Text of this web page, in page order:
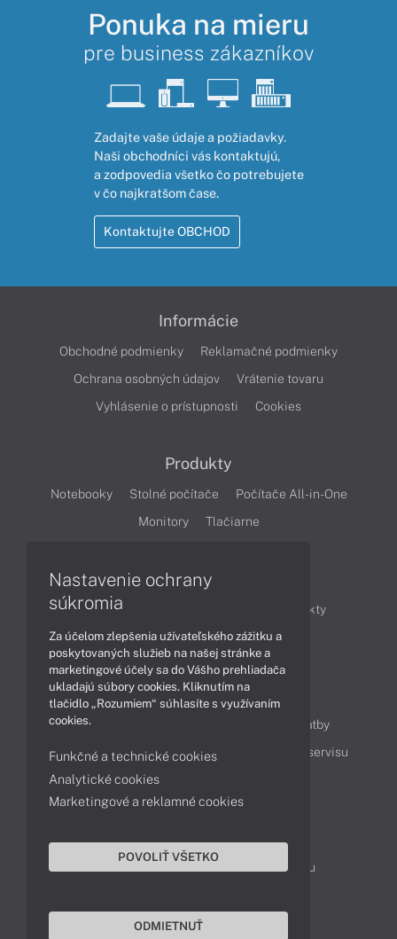
Ponuka na mieru
pre business zákazníkov
Zadajte vaše údaje a požiadavky.
Naši obchodníci vás kontaktujú,
a zodpovedia všetko čo potrebujete
v čo najkratšom čase.
Kontaktujte OBCHOD
Informácie
Obchodné podmienky
Reklamačné podmienky
Ochrana osobných údajov
Vrátenie tovaru
Vyhlásenie o prístupnosti
Cookies
Produkty
Notebooky Stolné počítače
Počítače All-in-One
Monitory
Tlačiarne
Články
Obchodné informácie
Produkty
Technológie
Videá
Obsah
Ako nakupovať
Možnosti doručenia a platby
Podpora a servis
Servisné služby Cenník servisu
Kontakty
043 4224 771
Obchodné oddelenie
Reklamácia tovaru
Nastavenie ochrany
súkromia
Za účelom zlepšenia užívateľského zážitku a
poskytovaných služieb na našej stránke a
marketingové účely sa do Vášho prehliadača
ukladajú súbory cookies. Kliknutím na
tlačidlo „Rozumiem“ súhlasíte s využívaním
cookies.
Funkčné a technické cookies
Analytické cookies
Marketingové a reklamné cookies
POVOLIŤ VŠETKO
ODMIETNUŤ